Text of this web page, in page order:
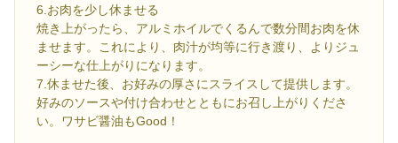
6.お肉を少し休ませる
焼き上がったら、アルミホイルでくるんで数分間お肉を休
ませます。これにより、肉汁が均等に行き渡り、よりジュ
ーシーな仕上がりになります。
7.休ませた後、お好みの厚さにスライスして提供します。
好みのソースや付け合わせとともにお召し上がりくださ
い。ワサビ醤油もGood！